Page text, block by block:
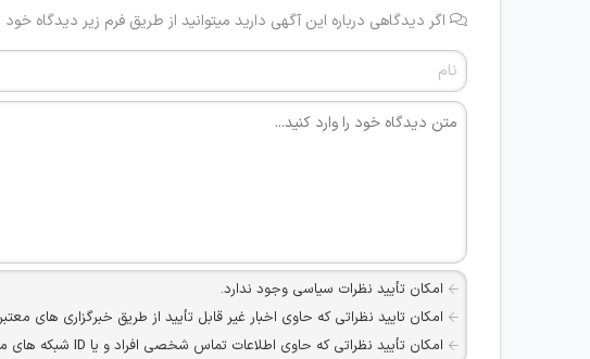
اگر دیدگاهی درباره این آگهی دارید میتوانید از طریق فرم زیر دیدگاه
امکان تأیید نظرات سیاسی وجود ندارد.
امکان تایید نظراتی که حاوی اخبار غیر قابل تأیید از طریق خبرگزاری های
امکان تأیید نظراتی که حاوی اطلاعات تماس شخصی افراد و یا ID شبکه های مجازی ارتباطی می باشند وجود ندارد.